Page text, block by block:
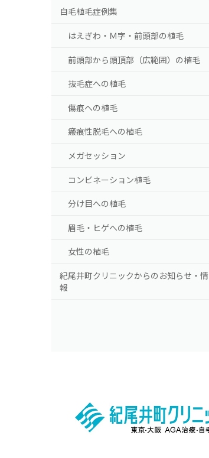
自毛植毛症例集
はえぎわ・Ｍ字・前頭部の植毛
前頭部から頭頂部（広範囲）の植毛
抜毛症への植毛
傷痕への植毛
瘢痕性脱毛への植毛
メガセッション
コンビネーション植毛
分け目への植毛
眉毛・ヒゲへの植毛
女性の植毛
紀尾井町クリニックからのお知らせ・情
報